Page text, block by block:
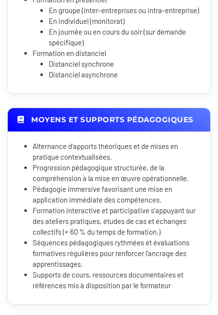
En groupe (inter-entreprises ou intra-entreprise)
En individuel (monitorat)
En journée ou en cours du soir (sur demande
spécifique)
Formation en distanciel
Distanciel synchrone
Distanciel asynchrone
MOYENS ET SUPPORTS PÉDAGOGIQUES
Alternance d'apports théoriques et de mises en
pratique contextualisées.
Progression pédagogique structurée, de la
compréhension à la mise en œuvre opérationnelle.
Pédagogie immersive favorisant une mise en
application immédiate des compétences.
Formation interactive et participative s'appuyant sur
des ateliers pratiques, études de cas et échanges
collectifs (+ 60 % du temps de formation.)
Séquences pédagogiques rythmées et évaluations
formatives régulières pour renforcer l'ancrage des
apprentissages.
Supports de cours, ressources documentaires et
références mis à disposition par le formateur